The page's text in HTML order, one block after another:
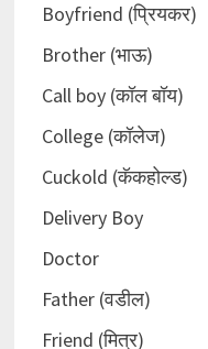
Boyfriend (प्रियकर)
Brother (भाऊ)
Call boy (कॉल बॉय)
College (कॉलेज)
Cuckold (कॅकहोल्ड)
Delivery Boy
Doctor
Father (वडील)
Friend (मित्र)